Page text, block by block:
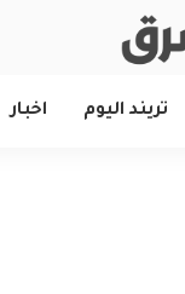
تريند اليوم اخبار